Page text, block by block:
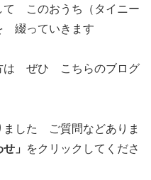
このおうち（タイニー
綴っていきます
は ぜひ こちらのブログ
ました ご質問などありま
」
をクリックしてくださ